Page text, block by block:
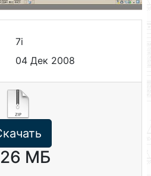
7i
04 Дек 2008
МБ